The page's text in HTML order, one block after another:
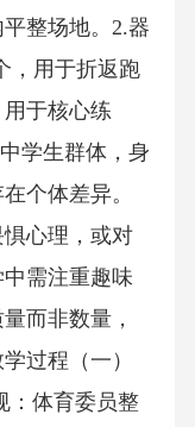
整场地。2.器
，用于折返跑
于核心练
学生群体，身
个体差异。
心理，或对
需注重趣味
而非数量，
过程（一）
：体育委员整